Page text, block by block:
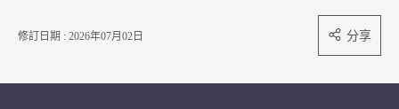
修訂日期 : 2026年07月02日 分享